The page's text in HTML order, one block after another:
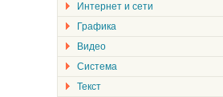
Интернет и сети
Графика
Видео
Система
Текст